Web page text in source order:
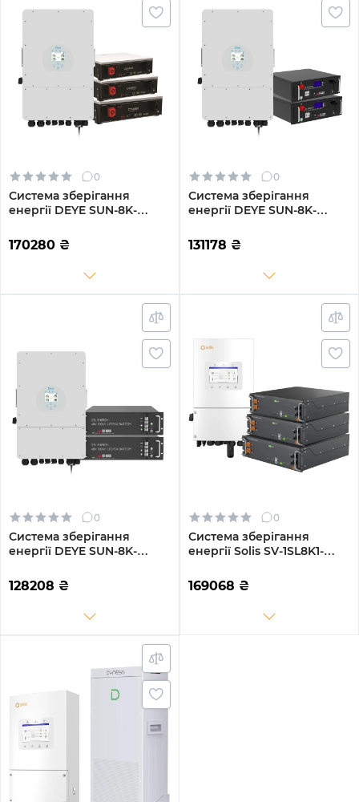
0
Система зберігання
енергії DEYE SUN-8K-
8000W 15.36kh 3BAT
LiFePO4 6000 циклів
170280 ₴
0
Система зберігання
енергії DEYE SUN-8K-
8kW 10.24kWh 2BAT
LiFePO4 6500 циклів
131178 ₴
0
Система зберігання
енергії DEYE SUN-8K-
8kW 9.6kWh 2BAT LiFePO4
6500 циклів
128208 ₴
0
Система зберігання
енергії Solis SV-1SL8K1-
3BAT LiFePO4 6000 циклів
(SV-1SL8K1-LES15.3K1)
169068 ₴